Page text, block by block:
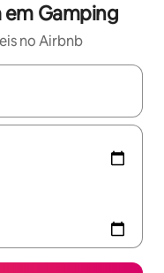
Gamping
no Airbnb
explore-os